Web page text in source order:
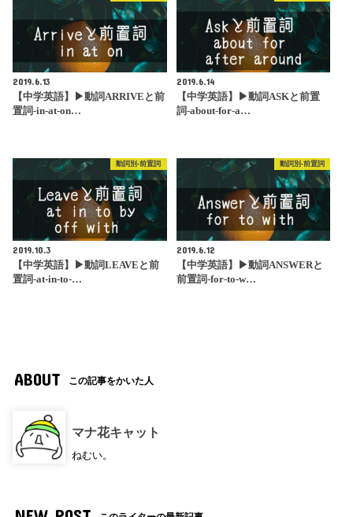
2019.6.13
【中学英語】▶︎動詞ARRIVEと前
置詞-in-at-on…
2019.6.14
【中学英語】▶︎動詞ASKと前置
詞-about-for-a…
動詞別-前置詞
2019.10.3
【中学英語】▶︎動詞LEAVEと前
置詞-at-in-to-…
動詞別-前置詞
2019.6.12
【中学英語】▶︎動詞ANSWERと
前置詞-for-to-w…
ABOUT この記事をかいた人
マナ花キャット
ねむい。